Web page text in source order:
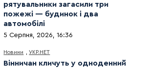
рятувальники загасили три
пожежі — будинок і два
автомобілі
5 Серпня, 2026, 16:36
Новини ,УКР.НЕТ
Вінничан кличуть у одноденний